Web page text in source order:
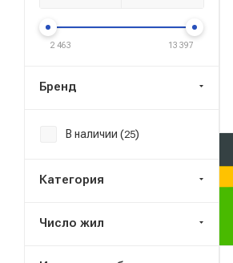
2 463 13 397
Бренд
В наличии (25)
Категория
Число жил